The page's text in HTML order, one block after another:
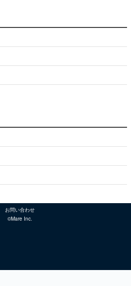
お問い合わせ
©Mare Inc.